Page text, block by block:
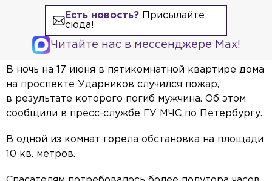
Есть новость?Присылайте
сюда!
Читайте нас в мессенджере Max!
В ночь на 17 июня в пятикомнатной квартире дома
на проспекте Ударников случился пожар,
в результате которого погиб мужчина. Об этом
сообщили в пресс-службе ГУ МЧС по Петербургу.
В одной из комнат горела обстановка на площади
10 кв. метров.